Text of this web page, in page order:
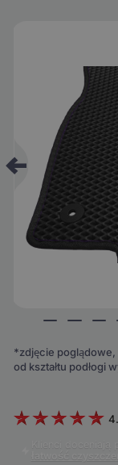
*zdjęcie poglądowe,
od kształtu podłogi
Klienci doceniają
łatwość